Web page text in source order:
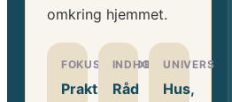
omkring hjemmet.
FOKUSOMRÅDE
Praktiske
INDHOLD
Råd
UNIVERS
Hus,